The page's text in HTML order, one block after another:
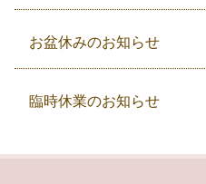
お盆休みのお知らせ
臨時休業のお知らせ